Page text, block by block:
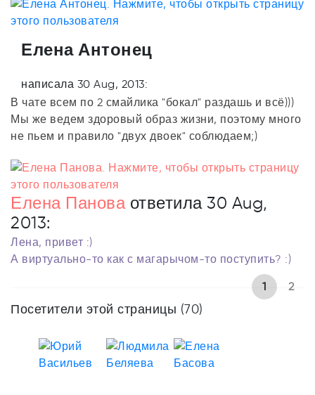
Елена Антонец
написала 30 Aug, 2013:
В чате всем по 2 смайлика "бокал" раздашь и всё)))
Мы же ведем здоровый образ жизни, поэтому много
не пьем и правило "двух двоек" соблюдаем;)
Елена Пановаответила 30 Aug,
2013:
Лена, привет :)
А виртуально-то как с магарычом-то поступить? :)
1 2
Посетители этой страницы (70)